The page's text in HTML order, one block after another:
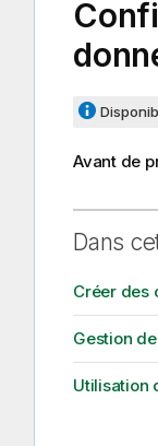
Avant de
Dans
Créer des
Gestion
Utilisation